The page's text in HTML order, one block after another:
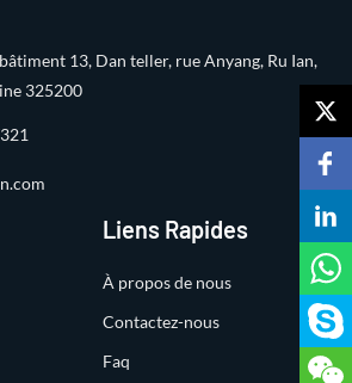
13, Dan teller, rue Anyang, Ru Ian,
325200
Liens Rapides
À propos de nous
Contactez-nous
Faq